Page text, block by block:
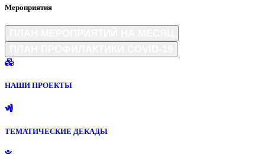
Мероприятия
НАШИ ПРОЕКТЫ
ТЕМАТИЧЕСКИЕ ДЕКАДЫ